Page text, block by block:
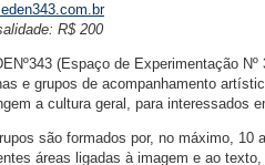
R$ 200
(Espaço de Experimentação
e grupos de acompanhamento
a cultura geral, para interessados
são formados por, no máximo, 10
áreas ligadas à imagem e ao